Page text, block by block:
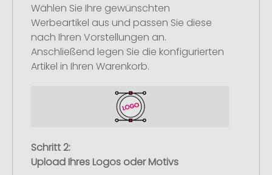
Wählen Sie Ihre gewünschten
Werbeartikel aus und passen Sie diese
nach Ihren Vorstellungen an.
Anschließend legen Sie die konfigurierten
Artikel in Ihren Warenkorb.
Schritt 2:
Upload Ihres Logos oder Motivs